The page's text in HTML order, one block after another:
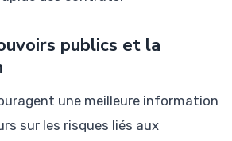
publics et la
une meilleure information
sur les risques liés aux